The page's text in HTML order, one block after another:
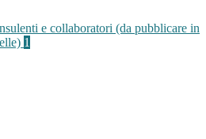
e collaboratori (da pubblicare in
1